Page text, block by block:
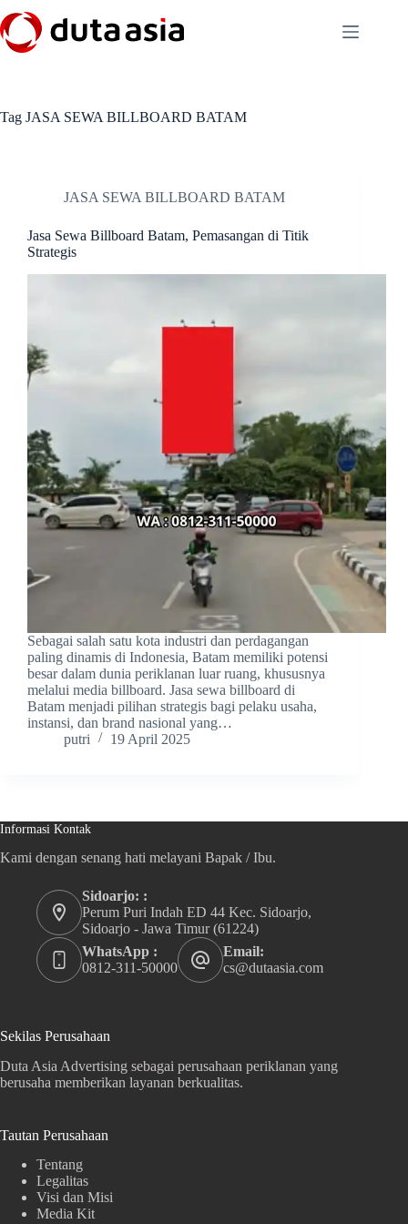
to
content
Tag JASA SEWA BILLBOARD BATAM
JASA SEWA BILLBOARD BATAM
Jasa Sewa Billboard Batam, Pemasangan di Titik
Strategis
Sebagai salah satu kota industri dan perdagangan
paling dinamis di Indonesia, Batam memiliki potensi
besar dalam dunia periklanan luar ruang, khususnya
melalui media billboard. Jasa sewa billboard di
Batam menjadi pilihan strategis bagi pelaku usaha,
instansi, dan brand nasional yang…
putri
19 April 2025
Informasi Kontak
Kami dengan senang hati melayani Bapak / Ibu.
Sidoarjo: :
Perum Puri Indah ED 44 Kec. Sidoarjo,
Sidoarjo - Jawa Timur (61224)
WhatsApp :
0812-311-50000
Email:
cs@dutaasia.com
Sekilas Perusahaan
Duta Asia Advertising sebagai perusahaan periklanan yang
berusaha memberikan layanan berkualitas.
Tautan Perusahaan
Tentang
Legalitas
Visi dan Misi
Media Kit